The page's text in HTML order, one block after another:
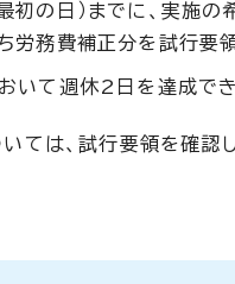
初の日）までに、実施
労務費補正分を試行要
いて週休2日を達成で
は、試行要領を確認し